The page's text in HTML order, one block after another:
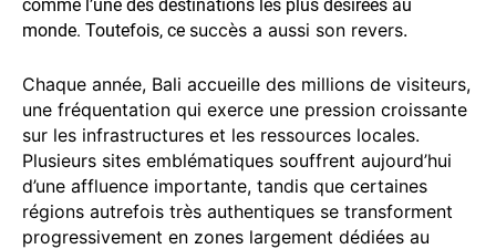
comme l’une des destinations les plus désirées au
monde. Toutefois, ce succès a aussi son revers.
Chaque année, Bali accueille des millions de visiteurs,
une fréquentation qui exerce une pression croissante
sur les infrastructures et les ressources locales.
Plusieurs sites emblématiques souffrent aujourd’hui
d’une affluence importante, tandis que certaines
régions autrefois très authentiques se transforment
progressivement en zones largement dédiées au